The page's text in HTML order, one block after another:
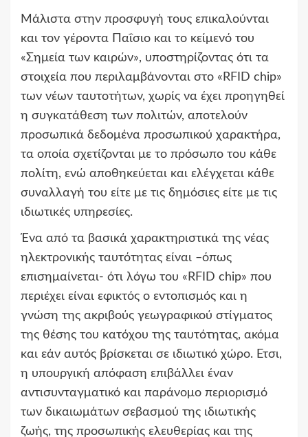
Μάλιστα στην προσφυγή τους επικαλούνται
και τον γέροντα Παΐσιο και το κείμενό του
«Σημεία των καιρών», υποστηρίζοντας ότι τα
στοιχεία που περιλαμβάνονται στο «RFID chip»
των νέων ταυτοτήτων, χωρίς να έχει προηγηθεί
η συγκατάθεση των πολιτών, αποτελούν
προσωπικά δεδομένα προσωπικού χαρακτήρα,
τα οποία σχετίζονται με το πρόσωπο του κάθε
πολίτη, ενώ αποθηκεύεται και ελέγχεται κάθε
συναλλαγή του είτε με τις δημόσιες είτε με τις
ιδιωτικές υπηρεσίες.
Ένα από τα βασικά χαρακτηριστικά της νέας
ηλεκτρονικής ταυτότητας είναι –όπως
επισημαίνεται- ότι λόγω του «RFID chip» που
περιέχει είναι εφικτός ο εντοπισμός και η
γνώση της ακριβούς γεωγραφικού στίγματος
της θέσης του κατόχου της ταυτότητας, ακόμα
και εάν αυτός βρίσκεται σε ιδιωτικό χώρο. Ετσι,
η υπουργική απόφαση επιβάλλει έναν
αντισυνταγματικό και παράνομο περιορισμό
των δικαιωμάτων σεβασμού της ιδιωτικής
ζωής, της προσωπικής ελευθερίας και της